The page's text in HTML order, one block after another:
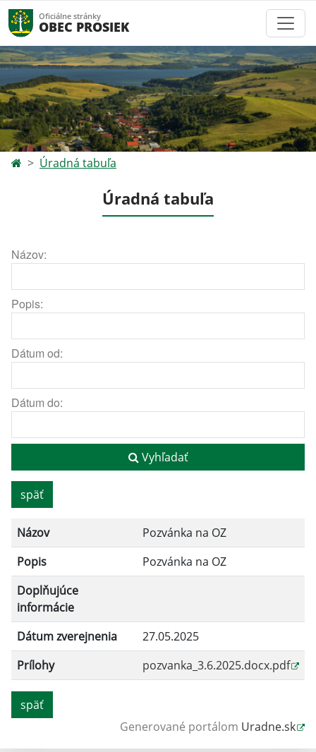
Oficiálne stránky
OBEC PROSIEK
Úradná tabuľa
Úradná tabuľa
Názov:
Popis:
Dátum od:
Dátum do:
Vyhľadať
späť
Názov
Pozvánka na OZ
Popis
Pozvánka na OZ
Doplňujúce
informácie
Dátum zverejnenia
27.05.2025
Prílohy
pozvanka_3.6.2025.docx.pdf
späť
Generované portálom Uradne.sk